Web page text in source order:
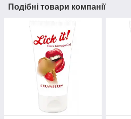
Подібні товари компанії